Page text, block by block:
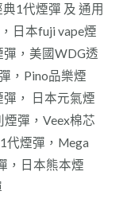
1代煙彈 及 通用
日本fuji vape煙
，美國WDG透
，Pino品樂煙
彈， 日本元氣煙
煙彈，Veex棉芯
代煙彈，Mega
，日本熊本煙